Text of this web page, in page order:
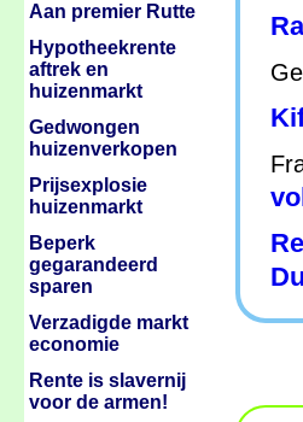
Aan premier Rutte
Hypotheekrente
aftrek en
huizenmarkt
Gedwongen
huizenverkopen
Prijsexplosie
huizenmarkt
Beperk
gegarandeerd
sparen
Verzadigde markt
economie
Rente is slavernij
voor de armen!